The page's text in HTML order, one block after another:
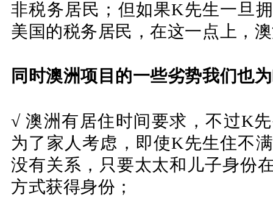
非税务居民； 但如果K先生一旦
美国的税务居民，在这一点上，
同时澳洲项目的一些劣势我们也
√澳洲有居住时间要求，不过K
为了家人考虑，即使K先生住不
没有关系，只要太太和儿子身份
方式获得身份；